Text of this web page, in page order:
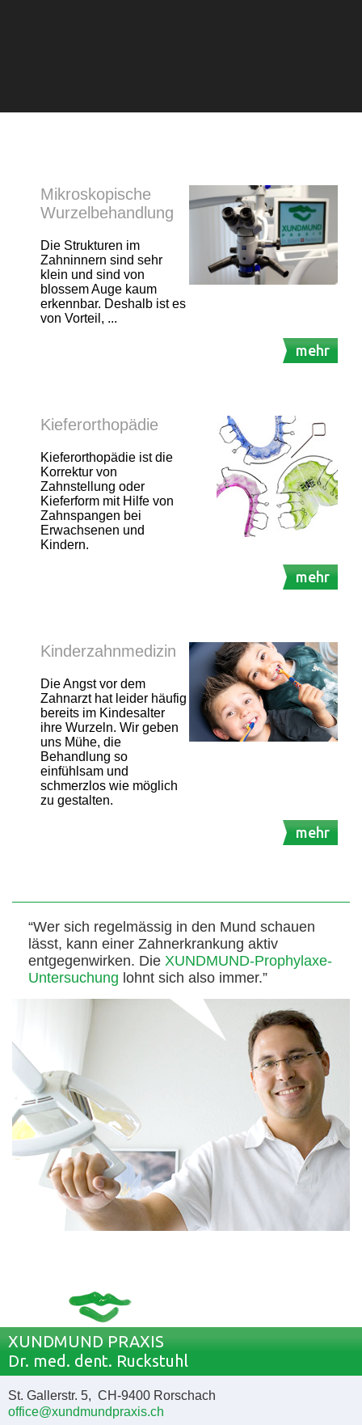
Mikroskopische
Wurzelbehandlung
Die Strukturen im
Zahninnern sind sehr
klein und sind von
blossem Auge kaum
erkennbar. Deshalb ist es
von Vorteil, ...
mehr
Kieferorthopädie
Kieferorthopädie ist die
Korrektur von
Zahnstellung oder
Kieferform mit Hilfe von
Zahnspangen bei
Erwachsenen und
Kindern.
mehr
Kinderzahnmedizin
Die Angst vor dem
Zahnarzt hat leider häufig
bereits im Kindesalter
ihre Wurzeln. Wir geben
uns Mühe, die
Behandlung so
einfühlsam und
schmerzlos wie möglich
zu gestalten.
mehr
“Wer sich regelmässig in den Mund schauen
lässt, kann einer Zahnerkrankung aktiv
entgegenwirken. Die XUNDMUND-Prophylaxe-
Untersuchung lohnt sich also immer.”
XUNDMUND PRAXIS
Dr. med. dent. Ruckstuhl
St. Gallerstr. 5, CH-9400 Rorschach
office@xundmundpraxis.ch